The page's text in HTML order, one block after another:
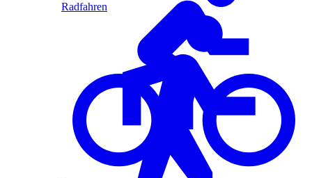
Radfahren